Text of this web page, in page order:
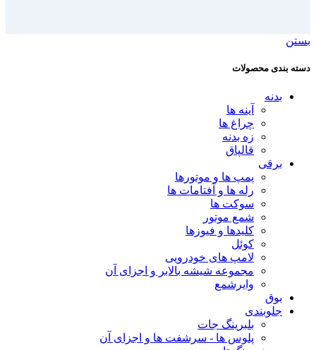
بستن
دسته بندی محصولات
بدنه
آینه ها
چراغ ها
زه بدنه
قالپاق
برقی
پمپ ها و موتورها
رله ها و آفتامات ها
سوکت ها
شمع موتور
کلیدها و فیوزها
کوئل
لامپ های خودرویی
مجموعه شیشه بالابر و اجزای آن
وایرشمع
بوق
جلوبندی
بلبرینگ جات
پلوس ها - سرشفت ها و اجزای آن